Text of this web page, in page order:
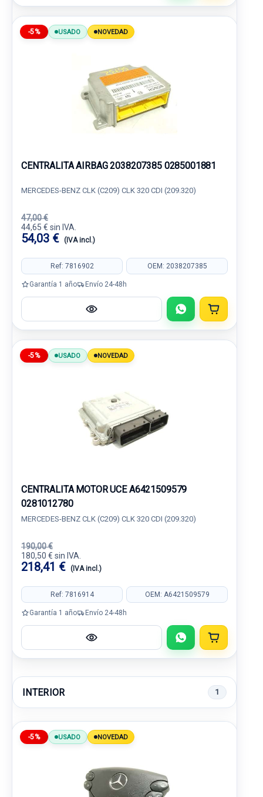
-5% USADO NOVEDAD
CENTRALITA AIRBAG 2038207385 0285001881
MERCEDES-BENZ CLK (C209) CLK 320 CDI (209.320)
47,00 €
44,65 € sin IVA.
54,03 € (IVA incl.)
Ref: 7816902 OEM: 2038207385
Garantía 1 año Envío 24-48h
-5% USADO NOVEDAD
CENTRALITA MOTOR UCE A6421509579
0281012780
MERCEDES-BENZ CLK (C209) CLK 320 CDI (209.320)
190,00 €
180,50 € sin IVA.
218,41 € (IVA incl.)
Ref: 7816914 OEM: A6421509579
Garantía 1 año Envío 24-48h
INTERIOR 1
-5% USADO NOVEDAD